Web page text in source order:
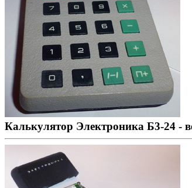
Калькулятор Электроника Б3-24 -